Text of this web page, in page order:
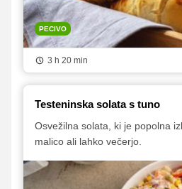
PECIVO
3 h 20 min
Testeninska solata s tuno
Osvežilna solata, ki je popolna
malico ali lahko večerjo.